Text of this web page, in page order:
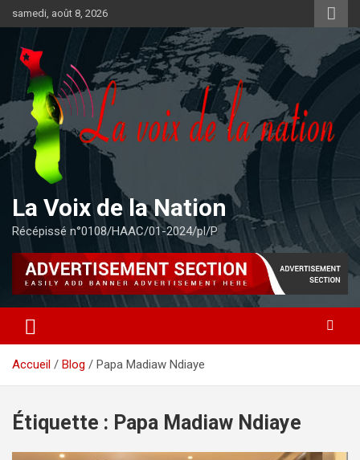
au
contenu
samedi, août 8, 2026
La Voix de la Nation
Récépissé n°0108/HAAC/01-2024/pl/P
Accueil Blog Papa Madiaw Ndiaye
Étiquette : Papa Madiaw Ndiaye